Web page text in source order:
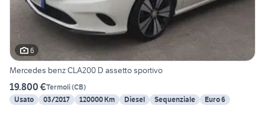
6
Mercedes benz CLA200 D assetto sportivo
19.800 €Termoli(CB)
Usato
03/2017 120000 Km Diesel Sequenziale Euro 6